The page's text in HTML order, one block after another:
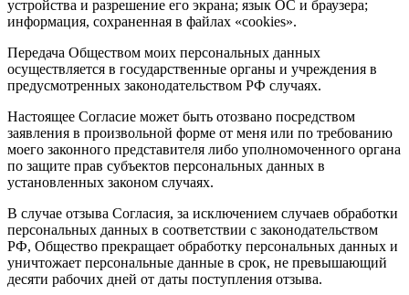
устройства и разрешение его экрана; язык ОС и браузера;
информация, сохраненная в файлах «cookies».
Передача Обществом моих персональных данных
осуществляется в государственные органы и учреждения в
предусмотренных законодательством РФ случаях.
Настоящее Согласие может быть отозвано посредством
заявления в произвольной форме от меня или по требованию
моего законного представителя либо уполномоченного органа
по защите прав субъектов персональных данных в
установленных законом случаях.
В случае отзыва Согласия, за исключением случаев обработки
персональных данных в соответствии с законодательством
РФ, Общество прекращает обработку персональных данных и
уничтожает персональные данные в срок, не превышающий
десяти рабочих дней от даты поступления отзыва.